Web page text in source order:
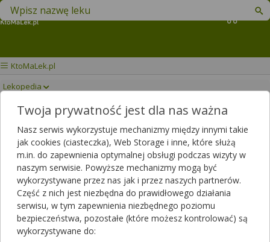
Koszyk
Znajdź lek w swojej okolicy
KtoMaLek.pl
Lekopedia
ARTHROTEC Drukuj/Zapisz
Twoja prywatność jest dla nas ważna
Nasz serwis wykorzystuje mechanizmy między innymi takie
jak cookies (ciasteczka), Web Storage i inne, które służą
m.in. do zapewnienia optymalnej obsługi podczas wizyty w
naszym serwisie. Powyższe mechanizmy mogą być
wykorzystywane przez nas jak i przez naszych partnerów.
Część z nich jest niezbędna do prawidłowego działania
serwisu, w tym zapewnienia niezbędnego poziomu
bezpieczeństwa, pozostałe (które możesz kontrolować) są
wykorzystywane do: